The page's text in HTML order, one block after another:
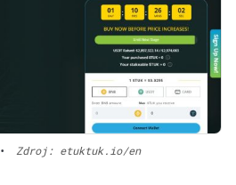
• Zdroj: etuktuk.io/en